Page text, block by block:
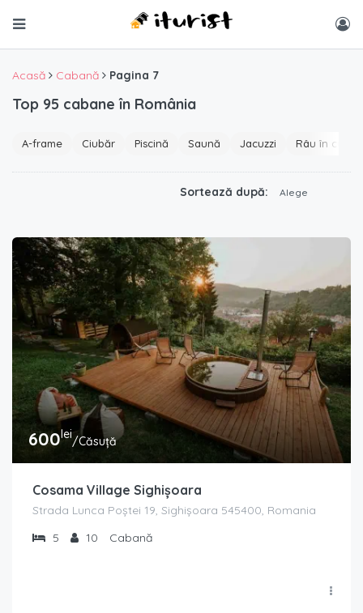
Acasă Cabană Pagina 7
Top 95 cabane în România
A-frame Ciubăr Piscină Saună Jacuzzi Râu în curte
Sortează după: Alege
600lei/Căsuță
Cosama Village Sighișoara
Strada Lunca Poștei 19, Sighișoara 545400, Romania
5
10 Cabană